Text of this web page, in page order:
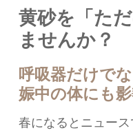
黄砂を「た
ませんか？
呼吸器だけで
娠中の体にも
春になるとニュース